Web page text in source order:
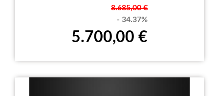
8.685,00 €
- 34.37%
5.700,00 €